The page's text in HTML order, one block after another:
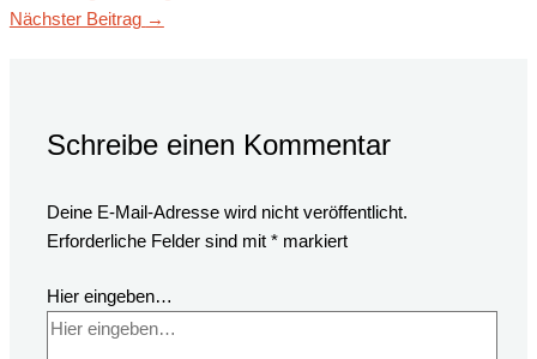
Nächster Beitrag →
Schreibe einen Kommentar
Deine E-Mail-Adresse wird nicht veröffentlicht.
Erforderliche Felder sind mit* markiert
Hier eingeben…